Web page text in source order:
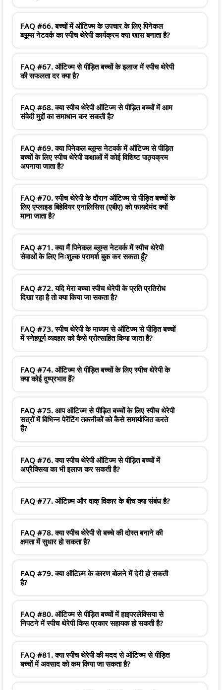
FAQ #66. बच्चों में ऑटिज्म के उपचार के लिए पिनेकल
ब्लूम्स नेटवर्क का स्पीच थेरेपी कार्यक्रम क्या खास बनाता है?
FAQ #67. ऑटिज्म से पीड़ित बच्चों के इलाज में स्पीच थेरेपी
की सफलता दर क्या है?
FAQ #68. क्या स्पीच थेरेपी ऑटिज्म से पीड़ित बच्चों में आम
संवेदी मुद्दों का समाधान कर सकती है?
FAQ #69. क्या पिनेकल ब्लूम्स नेटवर्क में ऑटिज्म से पीड़ित
बच्चों के लिए स्पीच थेरेपी कक्षाओं में कोई विशिष्ट पाठ्यक्रम
अपनाया जाता है?
FAQ #70. स्पीच थेरेपी के दौरान ऑटिज्म से पीड़ित बच्चों के
लिए एप्लाइड बिहेवियर एनालिसिस (एबीए) को फायदेमंद क्यों
माना जाता है?
FAQ #71. क्या मैं पिनेकल ब्लूम्स नेटवर्क में स्पीच थेरेपी
सेवाओं के लिए निःशुल्क परामर्श बुक कर सकता हूँ?
FAQ #72. यदि मेरा बच्चा स्पीच थेरेपी के प्रति प्रतिरोध
दिखा रहा है तो क्या किया जा सकता है?
FAQ #73. स्पीच थेरेपी के माध्यम से ऑटिज्म से पीड़ित बच्चों
में स्नेहपूर्ण व्यवहार को कैसे प्रोत्साहित किया जाता है?
FAQ #74. ऑटिज्म से पीड़ित बच्चों के लिए स्पीच थेरेपी के
क्या कोई दुष्प्रभाव हैं?
FAQ #75. आप ऑटिज्म से पीड़ित बच्चों के लिए स्पीच थेरेपी
सत्रों में विभिन्न पेरेंटिंग तकनीकों को कैसे समायोजित करते
हैं?
FAQ #76. क्या स्पीच थेरेपी ऑटिज्म से पीड़ित बच्चों में
अप्रैक्सिया का भी इलाज कर सकती है?
FAQ #77. ऑटिज़्म और वाक् विकार के बीच क्या संबंध है?
FAQ #78. क्या स्पीच थेरेपी से बच्चे की दोस्त बनाने की
क्षमता में सुधार हो सकता है?
FAQ #79. क्या ऑटिज़्म के कारण बोलने में देरी हो सकती
है?
FAQ #80. ऑटिज्म से पीड़ित बच्चों में हाइपरलेक्सिया से
निपटने में स्पीच थेरेपी किस प्रकार सहायक हो सकती है?
FAQ #81. क्या स्पीच थेरेपी की मदद से ऑटिज्म से पीड़ित
बच्चों में अवसाद को कम किया जा सकता है?